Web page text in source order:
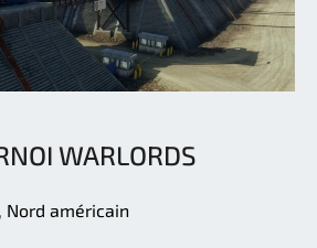
WARLORDS
Nord américain